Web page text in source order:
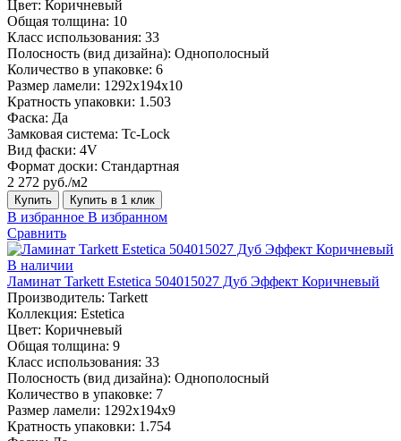
Цвет: Коричневый
Общая толщина: 10
Класс использования: 33
Полосность (вид дизайна): Однополосный
Количество в упаковке: 6
Размер ламели: 1292х194х10
Кратность упаковки: 1.503
Фаска: Да
Замковая система: Tc-Lock
Вид фаски: 4V
Формат доски: Стандартная
2 272 руб./м2
Купить Купить в 1 клик
В избранное В избранном
Сравнить
В наличии
Ламинат Tarkett Estetica 504015027 Дуб Эффект Коричневый
Производитель: Tarkett
Коллекция: Estetica
Цвет: Коричневый
Общая толщина: 9
Класс использования: 33
Полосность (вид дизайна): Однополосный
Количество в упаковке: 7
Размер ламели: 1292х194х9
Кратность упаковки: 1.754